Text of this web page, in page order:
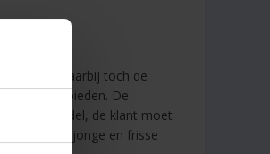
met daarbij toch de
rechtsgebieden. De
in het vaandel, de klant moet
de jonge en frisse